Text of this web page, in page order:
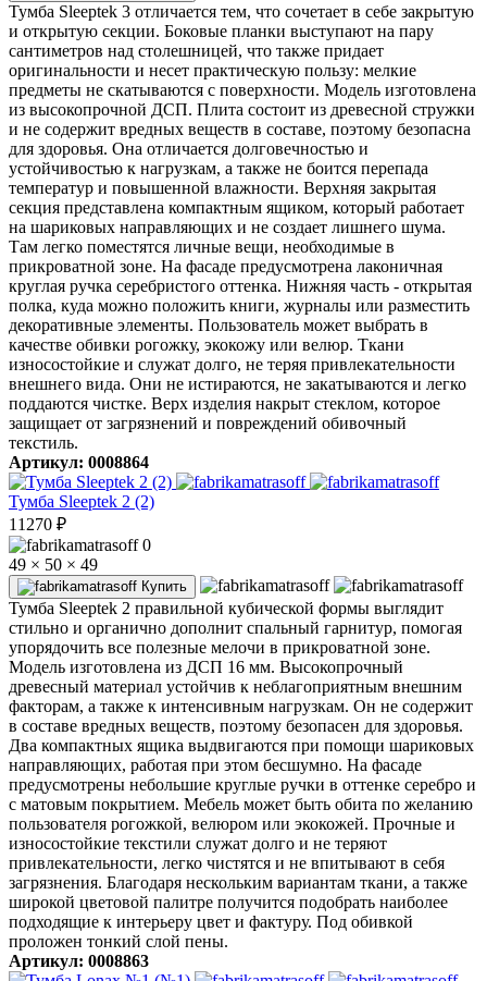
Тумба Sleeptek 3 отличается тем, что сочетает в себе закрытую
и открытую секции. Боковые планки выступают на пару
сантиметров над столешницей, что также придает
оригинальности и несет практическую пользу: мелкие
предметы не скатываются с поверхности. Модель изготовлена
из высокопрочной ДСП. Плита состоит из древесной стружки
и не содержит вредных веществ в составе, поэтому безопасна
для здоровья. Она отличается долговечностью и
устойчивостью к нагрузкам, а также не боится перепада
температур и повышенной влажности. Верхняя закрытая
секция представлена компактным ящиком, который работает
на шариковых направляющих и не создает лишнего шума.
Там легко поместятся личные вещи, необходимые в
прикроватной зоне. На фасаде предусмотрена лаконичная
круглая ручка серебристого оттенка. Нижняя часть - открытая
полка, куда можно положить книги, журналы или разместить
декоративные элементы. Пользователь может выбрать в
качестве обивки рогожку, экокожу или велюр. Ткани
износостойкие и служат долго, не теряя привлекательности
внешнего вида. Они не истираются, не закатываются и легко
поддаются чистке. Верх изделия накрыт стеклом, которое
защищает от загрязнений и повреждений обивочный
текстиль.
Артикул: 0008864
Тумба Sleeptek 2 (2)
11270 ₽
0
49 × 50 × 49
Купить
Тумба Sleeptek 2 правильной кубической формы выглядит
стильно и органично дополнит спальный гарнитур, помогая
упорядочить все полезные мелочи в прикроватной зоне.
Модель изготовлена из ДСП 16 мм. Высокопрочный
древесный материал устойчив к неблагоприятным внешним
факторам, а также к интенсивным нагрузкам. Он не содержит
в составе вредных веществ, поэтому безопасен для здоровья.
Два компактных ящика выдвигаются при помощи шариковых
направляющих, работая при этом бесшумно. На фасаде
предусмотрены небольшие круглые ручки в оттенке серебро и
с матовым покрытием. Мебель может быть обита по желанию
пользователя рогожкой, велюром или экокожей. Прочные и
износостойкие текстили служат долго и не теряют
привлекательности, легко чистятся и не впитывают в себя
загрязнения. Благодаря нескольким вариантам ткани, а также
широкой цветовой палитре получится подобрать наиболее
подходящие к интерьеру цвет и фактуру. Под обивкой
проложен тонкий слой пены.
Артикул: 0008863